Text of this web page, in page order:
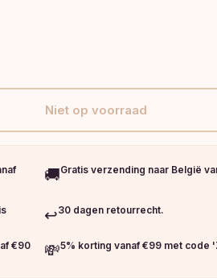
Niet op voorraad
🚚Gratis verzending naar België
↩️30 dagen retourrecht.
€90 💸5% korting vanaf €99 met code